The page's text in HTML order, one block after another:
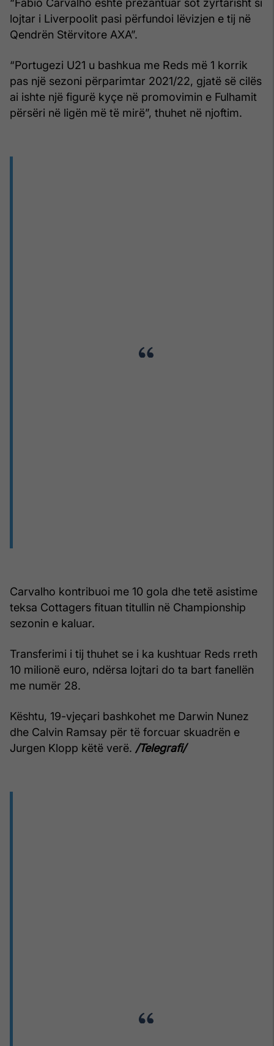
“Fabio Carvalho është prezantuar sot zyrtarisht si
lojtar i Liverpoolit pasi përfundoi lëvizjen e tij në
Qendrën Stërvitore AXA”.
“Portugezi U21 u bashkua me Reds më 1 korrik
pas një sezoni përparimtar 2021/22, gjatë së cilës
ai ishte një figurë kyçe në promovimin e Fulhamit
përsëri në ligën më të mirë”, thuhet në njoftim.
Carvalho kontribuoi me 10 gola dhe tetë asistime
teksa Cottagers fituan titullin në Championship
sezonin e kaluar.
Transferimi i tij thuhet se i ka kushtuar Reds rreth
10 milionë euro, ndërsa lojtari do ta bart fanellën
me numër 28.
Kështu, 19-vjeçari bashkohet me Darwin Nunez
dhe Calvin Ramsay për të forcuar skuadrën e
Jurgen Klopp këtë verë. /Telegrafi/